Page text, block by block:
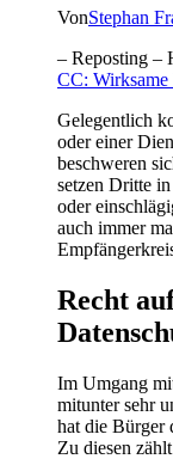
VonStephan
– Reposting –
CC: Wirksame
Gelegentlich
oder einer
beschweren
setzen Dritte
oder
auch immer
Recht
Im Umgang
mitunter sehr
hat die Bürger
Zu diesen